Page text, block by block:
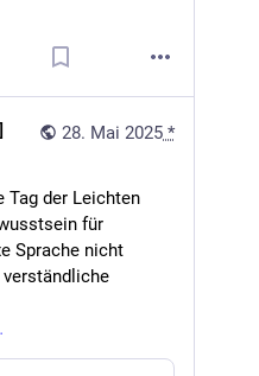
28. Mai 2025 *
Tag der Leichten
für
Sprache nicht